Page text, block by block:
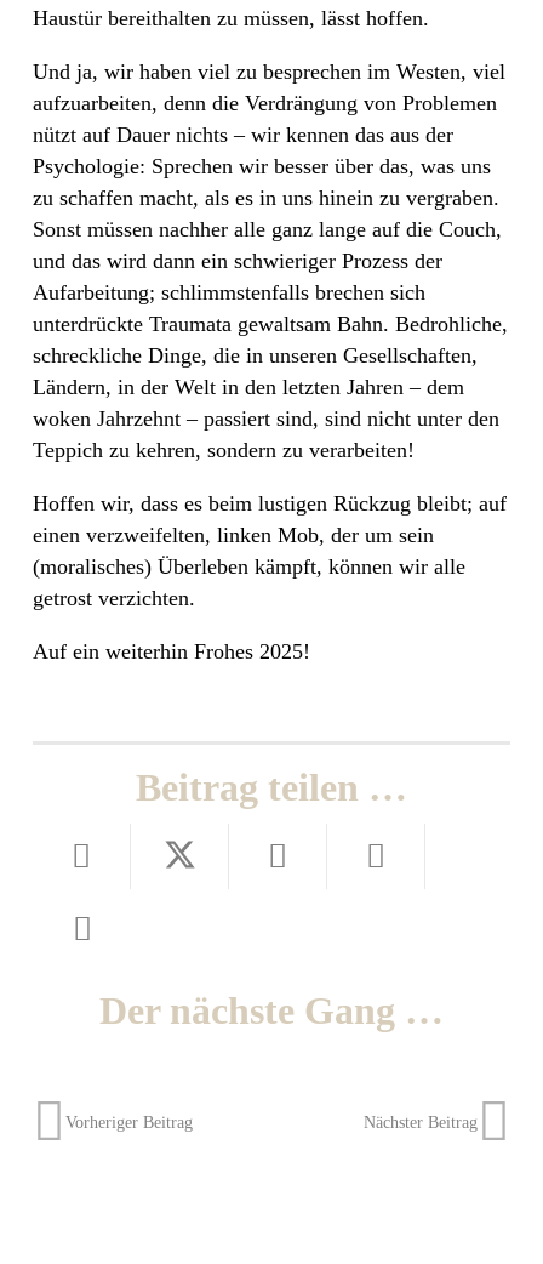
Haustür bereithalten zu müssen, lässt hoffen.
Und ja, wir haben viel zu besprechen im Westen, viel
aufzuarbeiten, denn die Verdrängung von Problemen
nützt auf Dauer nichts – wir kennen das aus der
Psychologie: Sprechen wir besser über das, was uns
zu schaffen macht, als es in uns hinein zu vergraben.
Sonst müssen nachher alle ganz lange auf die Couch,
und das wird dann ein schwieriger Prozess der
Aufarbeitung; schlimmstenfalls brechen sich
unterdrückte Traumata gewaltsam Bahn. Bedrohliche,
schreckliche Dinge, die in unseren Gesellschaften,
Ländern, in der Welt in den letzten Jahren – dem
woken Jahrzehnt – passiert sind, sind nicht unter den
Teppich zu kehren, sondern zu verarbeiten!
Hoffen wir, dass es beim lustigen Rückzug bleibt; auf
einen verzweifelten, linken Mob, der um sein
(moralisches) Überleben kämpft, können wir alle
getrost verzichten.
Auf ein weiterhin Frohes 2025!
Beitrag teilen …
Der nächste Gang …
Vorheriger Beitrag Nächster Beitrag